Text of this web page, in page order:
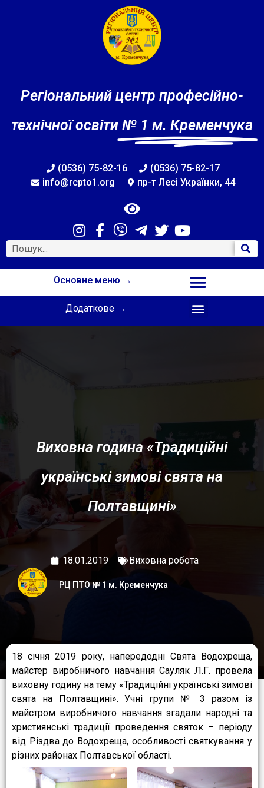
Регіональний центр професійно-
технічної освіти № 1 м. Кременчука
(0536) 75-82-16
(0536) 75-82-17
info@rcpto1.org
пр-т Лесі Українки, 44
Основне меню →
Додаткове →
Виховна година «Традиційні
українські зимові свята на
Полтавщині»
18.01.2019 Виховна робота
РЦ ПТО № 1 м. Кременчука
18 січня 2019 року, напередодні Свята Водохреща,
майстер виробничого навчання Сауляк Л.Г. провела
виховну годину на тему «Традиційні українські зимові
свята на Полтавщині». Учні групи № 3 разом із
майстром виробничого навчання згадали народні та
християнські традиції проведення святок – періоду
від Різдва до Водохреща, особливості святкування у
різних районах Полтавської області.